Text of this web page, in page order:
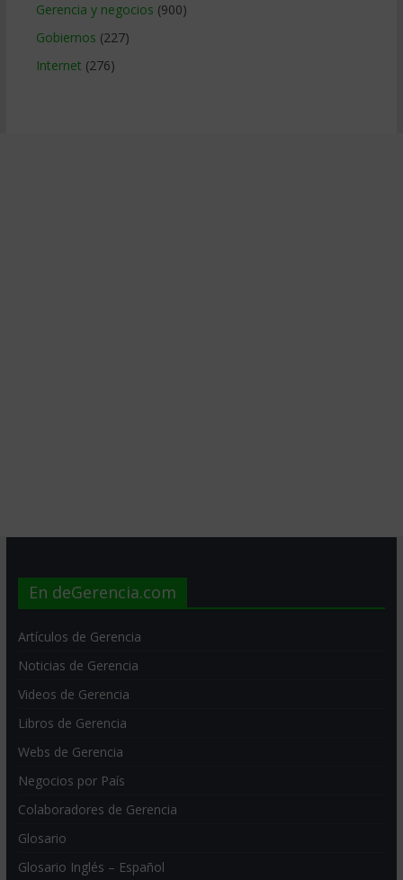
Gerencia y negocios (900)
Gobiernos (227)
Internet (276)
En deGerencia.com
Artículos de Gerencia
Noticias de Gerencia
Videos de Gerencia
Libros de Gerencia
Webs de Gerencia
Negocios por País
Colaboradores de Gerencia
Glosario
Glosario Inglés – Español